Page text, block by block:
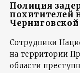
Полиция
похитителей
Сотрудники
на территории
области